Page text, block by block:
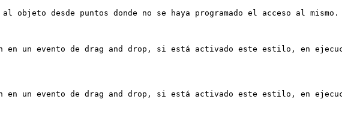
desde puntos donde no se haya programado el acceso al mismo.
en un evento de drag and drop, si está activado este estilo, en
en un evento de drag and drop, si está activado este estilo, en